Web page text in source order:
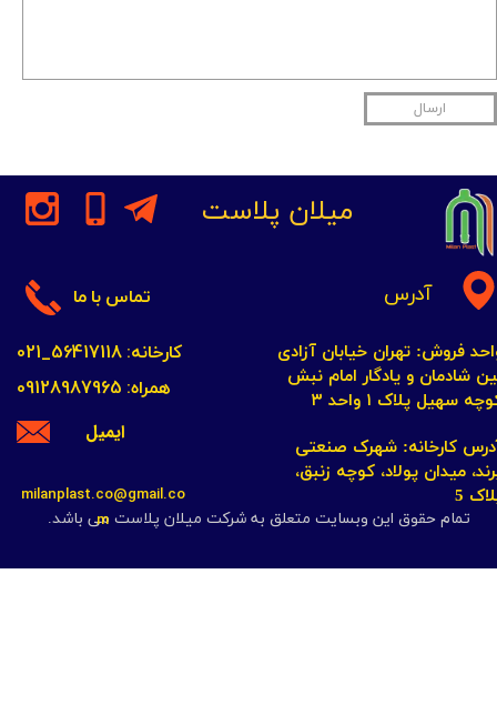
ارسال
تمام حقوق این وبسایت متعلق به شرکت میلان پلاست می باشد.
تماس با ما
میلان پلاست
کارخانه: 56417118_021
همراه: 09128987965
آدرس
فروش: تهران خیابان آزادی
شادمان و یادگار امام نبش
سهیل پلاک ۱ واحد ۳​​​​​​​
کارخانه: شهرک صنعتی
میدان پولاد، کوچه زنبق،
5
ایمیل
milanplast.co@gmail.co
m